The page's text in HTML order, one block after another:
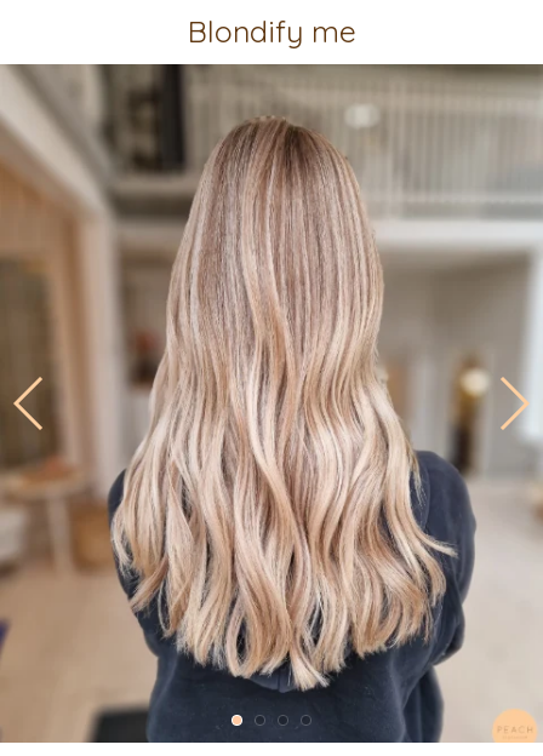
Blondify me